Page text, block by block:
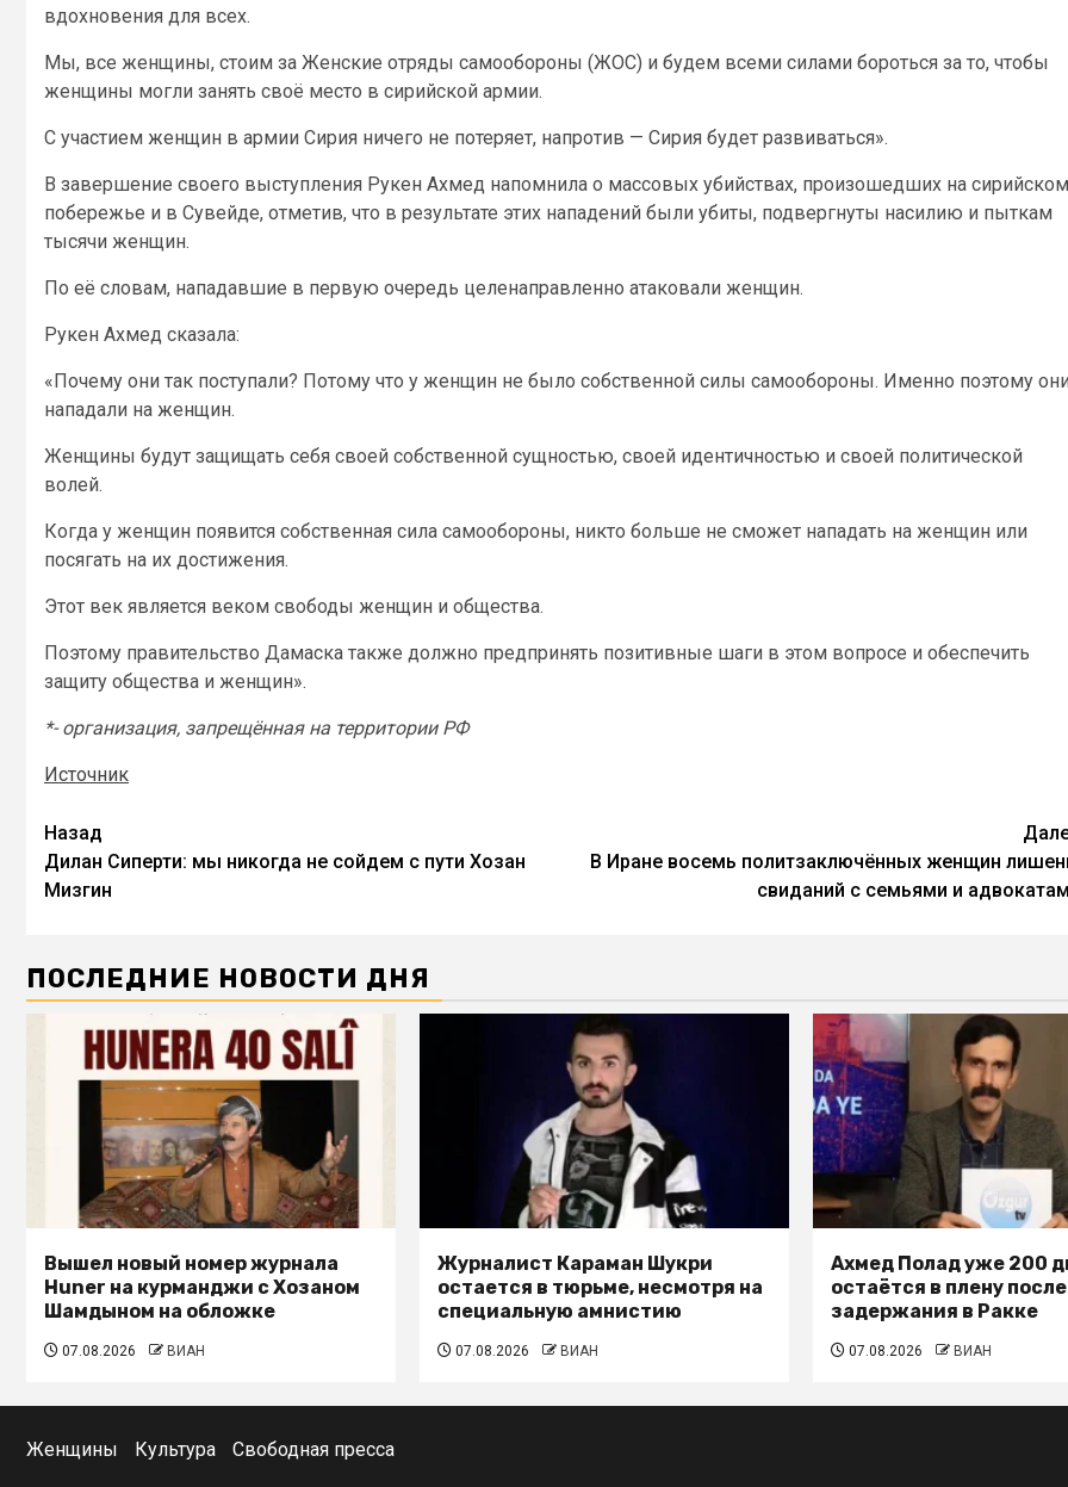
вдохновения для всех.
Мы, все женщины, стоим за Женские отряды самообороны (ЖОС) и будем всеми силами бороться за то, чтобы
женщины могли занять своё место в сирийской армии.
С участием женщин в армии Сирия ничего не потеряет, напротив — Сирия будет развиваться».
В завершение своего выступления Рукен Ахмед напомнила о массовых убийствах, произошедших на сирийском
побережье и в Сувейде, отметив, что в результате этих нападений были убиты, подвергнуты насилию и пыткам
тысячи женщин.
По её словам, нападавшие в первую очередь целенаправленно атаковали женщин.
Рукен Ахмед сказала:
«Почему они так поступали? Потому что у женщин не было собственной силы самообороны. Именно поэтому
нападали на женщин.
Женщины будут защищать себя своей собственной сущностью, своей идентичностью и своей политической
волей.
Когда у женщин появится собственная сила самообороны, никто больше не сможет нападать на женщин или
посягать на их достижения.
Этот век является веком свободы женщин и общества.
Поэтому правительство Дамаска также должно предпринять позитивные шаги в этом вопросе и обеспечить
защиту общества и женщин».
*- организация, запрещённая на территории РФ
Источник
Назад
Дилан Сиперти: мы никогда не сойдем с пути Хозан
Мизгин
В Иране восемь политзаключённых женщин
свиданий с семьями и
ПОСЛЕДНИЕ НОВОСТИ ДНЯ
Вышел новый номер журнала
Huner на курманджи с Хозаном
Шамдыном на обложке
07.08.2026 ВИАН
Журналист Караман Шукри
остается в тюрьме, несмотря на
специальную амнистию
07.08.2026 ВИАН
Ахмед Полад уже 200
остаётся в плену после
задержания в Ракке
07.08.2026 ВИАН
Женщины Культура Свободная пресса